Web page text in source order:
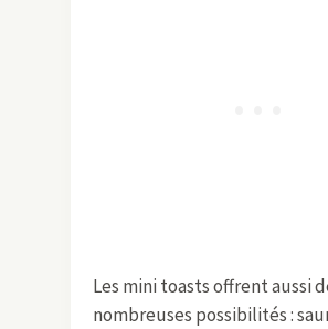
Les mini toasts offrent aussi
nombreuses possibilités :